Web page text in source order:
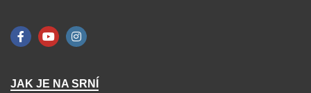
JAK JE NA SRNÍ